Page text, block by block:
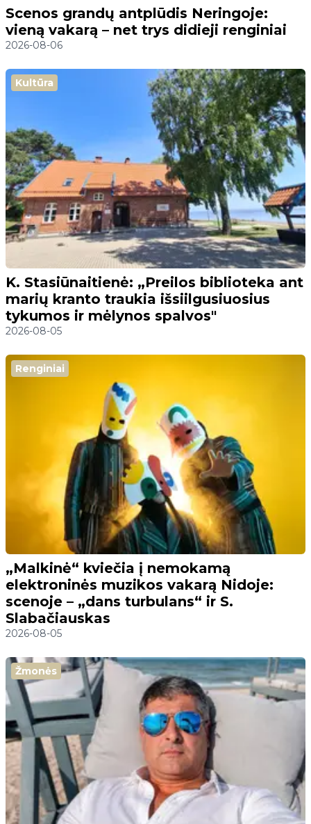
Scenos grandų antplūdis Neringoje:
vieną vakarą – net trys didieji renginiai
2026-08-06
Kultūra
K. Stasiūnaitienė: „Preilos biblioteka ant
marių kranto traukia išsiilgusiuosius
tykumos ir mėlynos spalvos"
2026-08-05
Renginiai
„Malkinė“ kviečia į nemokamą
elektroninės muzikos vakarą Nidoje:
scenoje – „dans turbulans“ ir S.
Slabačiauskas
2026-08-05
Žmonės